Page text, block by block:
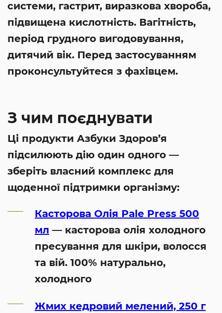
системи, гастрит, виразкова хвороба,
підвищена кислотність. Вагітність,
період грудного вигодовування,
дитячий вік. Перед застосуванням
проконсультуйтеся з фахівцем.
З чим поєднувати
Ці продукти Азбуки Здоров’я
підсилюють дію один одного —
зберіть власний комплекс для
щоденної підтримки організму:
Касторова Олія Pale Press 500
мл — касторова олія холодного
пресування для шкіри, волосся
та вій. 100% натурально,
холодного
Жмих кедровий мелений, 250 г